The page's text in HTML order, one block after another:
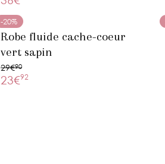
-20%
Robe fluide cache-coeur
vert sapin
29€90
23€92